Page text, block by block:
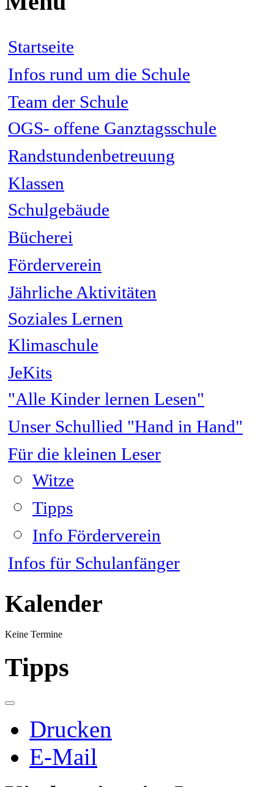
Startseite
Infos rund um die Schule
Team der Schule
OGS- offene Ganztagsschule
Randstundenbetreuung
Klassen
Schulgebäude
Bücherei
Förderverein
Jährliche Aktivitäten
Soziales Lernen
Klimaschule
JeKits
"Alle Kinder lernen Lesen"
Unser Schullied "Hand in Hand"
Für die kleinen Leser
Witze
Tipps
Info Förderverein
Infos für Schulanfänger
Kalender
Keine Termine
Tipps
Drucken
E-Mail